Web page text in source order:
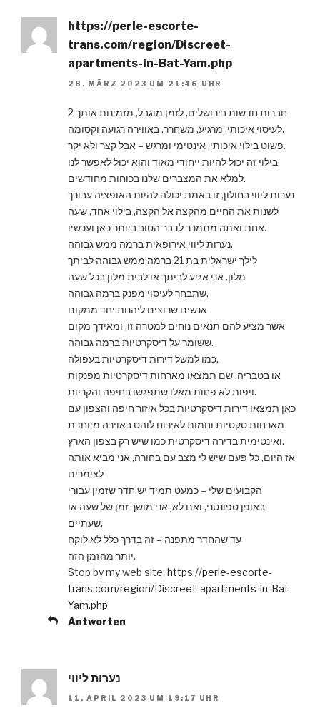
https://perle-escorte-
trans.com/region/Discreet-
apartments-in-Bat-Yam.php
28. MÄRZ 2023 UM 21:46 UHR
2 חברות חדשות בירושלים, לזמן מוגבל, מזמינות אותך
לעיסוי איכותי, מרגיע, משחרר, באווירה רגועה וקסומה.
פשוט בילוי איכותי, אינטימי ומרגש – אבל קצר ולא יקר.
בילוי זה יכול להיות ייחודי מאוד והוא יכול לאפשר לנו
למלא את המצברים שלנו בכוחות מחודשים.
נערות ליווי בחולון, זו באמת יכולה להיות האופציה עבורך
לשנות את החיים מהקצה אל הקצה, בילוי אחד, שעה
אחת ואתה מתמכר לדבר הטוב ביותר כאן ועכשיו.
נערות ליווי אירופאית ברמה ממש גבוהה.
לילך ישראלית בת 21 ברמה ממש גבוהה לביתך
מלון. אני אגיע לביתך או לבית מלון בכל שעה
שתבחר לעיסוי מפנק ברמה גבוהה.
אנשים שרוצים ליהנות יחד ממקום
אשר מציע להם תנאים נוחים למטרה זו, ומאידך מקום
ששומר על דיסקרטיות ברמה גבוהה.
כמו למשל דירות דיסקרטיות בעפולה,
או בטבריה, שם תמצאו מארחות דיסקרטיות מפנקות
ויפות לא פחות מאלו שתפגשו בחיפה והקריות.
כאן תמצאו דירות דיסקרטיות בכל איזור חיפה והצפון עם
מארחות סקסיות וחמות לאירוח לוהט באוירה מיוחדת
ואינטימית בדירה דיסקרטית כמו שיש רק בצפון הארץ.
אז היום, כל פעם שיש לי מצב עם בחורה, אני מביא אותה
לצימרים
הקבועים שלי – כמעט תמיד יש חדר שזמין עבורי
באופן ספונטני, ואם לא, אני מושך זמן של שעה או
שעתיים,
עד שהחדר מתפנה – זה בדרך כלל לא לוקח
יותר מהזמן הזה.
Stop by my web site; https://perle-escorte-
trans.com/region/Discreet-apartments-in-Bat-
Yam.php
Antworten
נערות ליווי
11. APRIL 2023 UM 19:17 UHR